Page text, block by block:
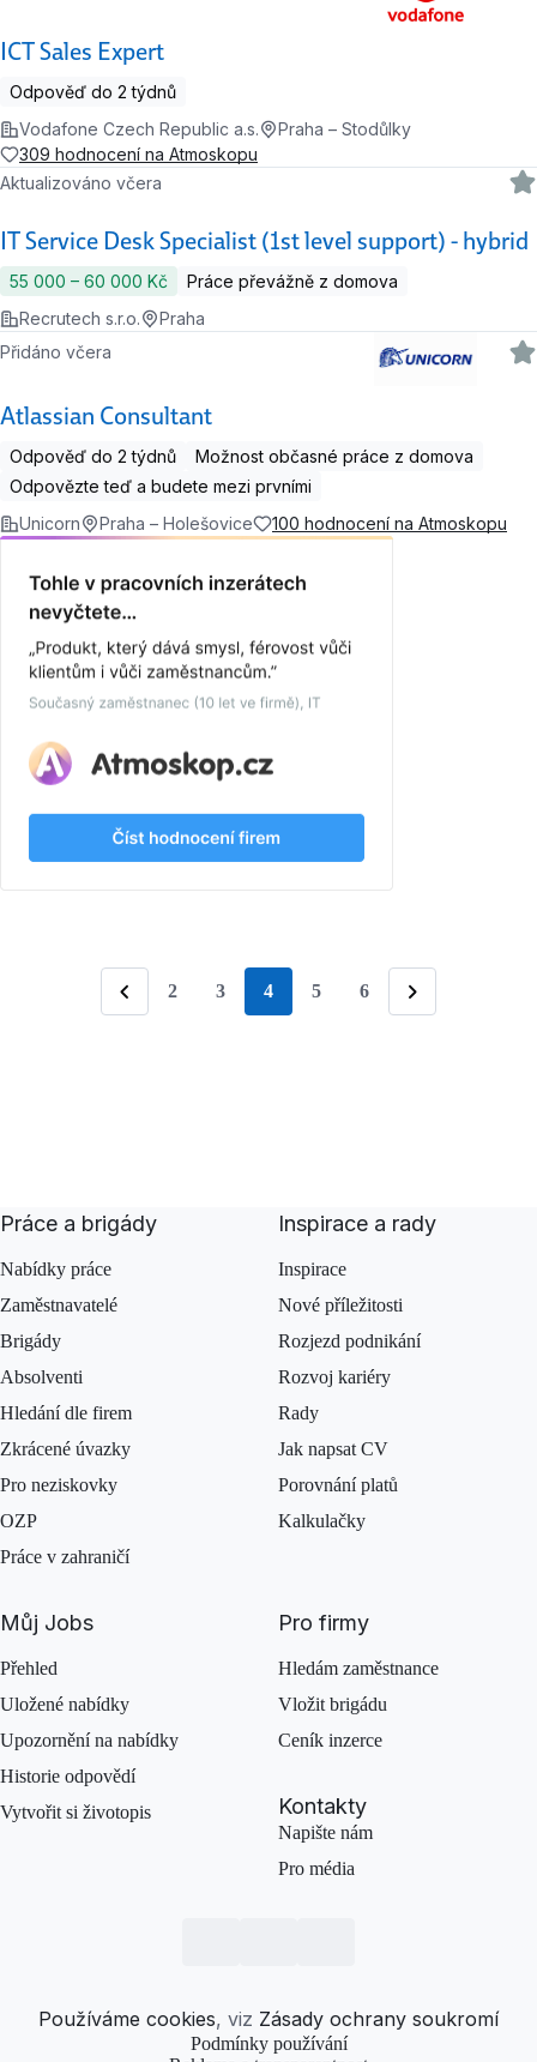
ICT Sales Expert
Odpověď do 2 týdnů
Vodafone Czech Republic a.s.
Praha – Stodůlky
309 hodnocení na Atmoskopu
IT Service Desk Specialist (1st level support) - hybrid
Aktualizováno včera
55 000 ‍–‍ 60 000 Kč
Práce převážně z domova
Recrutech s.r.o.
Praha
Atlassian Consultant
Přidáno včera
Odpověď do 2 týdnů
Možnost občasné práce z domova
Odpovězte teď a budete mezi prvními
Unicorn
Praha – Holešovice 100 hodnocení na Atmoskopu
Předchozí
2 3 stránka
4 5 6
Následující
Práce a brigády
Nabídky práce
Zaměstnavatelé
Brigády
Absolventi
Hledání dle firem
Zkrácené úvazky
Pro neziskovky
OZP
Práce v zahraničí
Inspirace a rady
Inspirace
Nové příležitosti
Rozjezd podnikání
Rozvoj kariéry
Rady
Jak napsat CV
Porovnání platů
Kalkulačky
Můj Jobs
Přehled
Uložené nabídky
Upozornění na nabídky
Historie odpovědí
Vytvořit si životopis
Pro firmy
Hledám zaměstnance
Vložit brigádu
Ceník inzerce
Kontakty
Napište nám
Pro média
Používáme cookies, viz Zásady ochrany soukromí
Podmínky používání